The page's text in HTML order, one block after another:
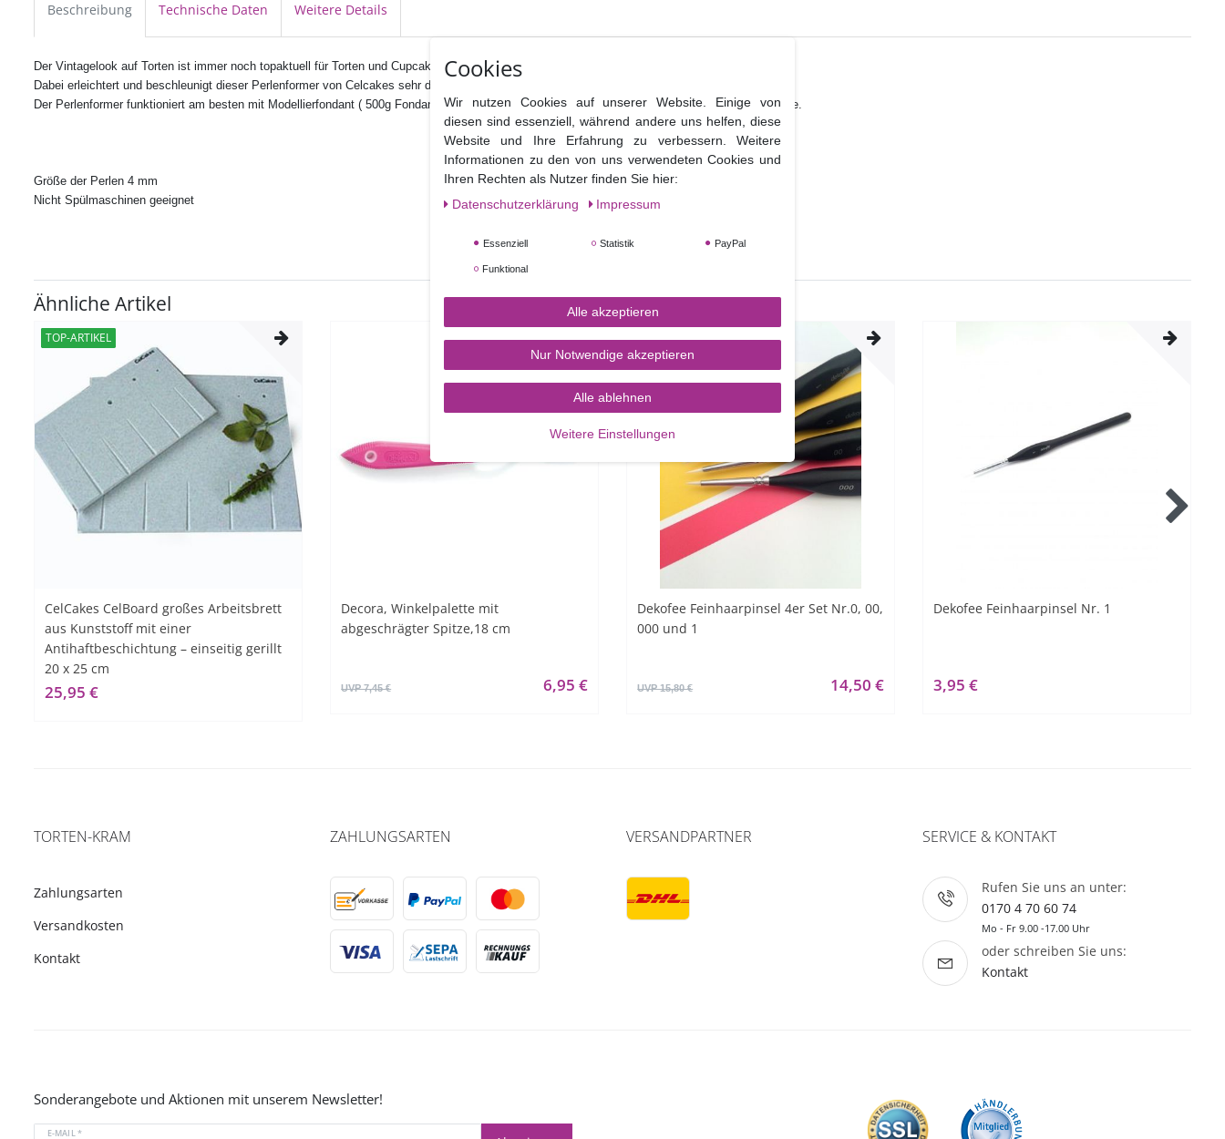
Beschreibung Technische Daten Weitere Details
Der Vintagelook auf Torten ist immer noch topaktuell für Torten und Cupcakes. Auch Randabschlüsse mit Perlen sind sehr beliebt.
Dabei erleichtert und beschleunigt dieser Perlenformer von Celcakes sehr das Arbeiten.
Der Perlenformer funktioniert am besten mit Modellierfondant ( 500g Fondant mit einem gestrichenen Teelöffel CMC verkneten ) oder Blütenpaste.
Größe der Perlen 4 mm
Nicht Spülmaschinen geeignet
Ähnliche Artikel
TOP-ARTIKEL
CelCakes CelBoard großes Arbeitsbrett
aus Kunststoff mit einer
Antihaftbeschichtung – einseitig gerillt
20 x 25 cm
25,95 €
Decora, Winkelpalette mit
abgeschrägter Spitze,18 cm
UVP 7,45 € 6,95 €
Dekofee Feinhaarpinsel 4er Set Nr.0, 00,
000 und 1
UVP 15,80 € 14,50 €
Dekofee Feinhaarpinsel Nr. 1
3,95 €
TORTEN-KRAM
Zahlungsarten
Versandkosten
Kontakt
ZAHLUNGSARTEN VERSANDPARTNER SERVICE & KONTAKT
Rufen Sie uns an unter:
0170 4 70 60 74
Mo - Fr 9.00 -17.00 Uhr
oder schreiben Sie uns:
Kontakt
Sonderangebote und Aktionen mit unserem Newsletter!
E-MAIL *
Cookies
Wir nutzen Cookies auf unserer Website. Einige von
diesen sind essenziell, während andere uns helfen, diese
Website und Ihre Erfahrung zu verbessern. Weitere
Informationen zu den von uns verwendeten Cookies und
Ihren Rechten als Nutzer finden Sie hier:
Daten­schutz­erklärung
Impressum
Essenziell Statistik PayPal
Funktional
Alle akzeptieren
Nur Notwendige akzeptieren
Alle ablehnen
Weitere Einstellungen